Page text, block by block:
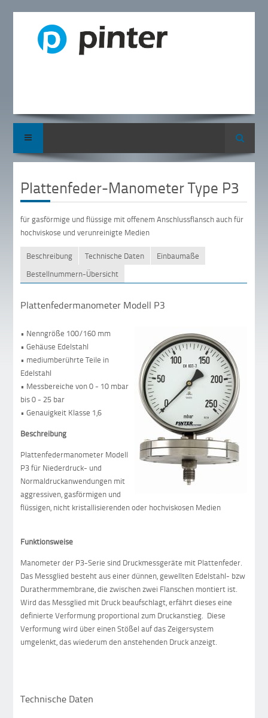
Suche
Plattenfeder-Manometer Type P3
für gasförmige und flüssige mit offenem Anschlussflansch auch für
hochviskose und verunreinigte Medien
Beschreibung Technische Daten
Einbaumaße
Bestellnummern-Übersicht
Plattenfedermanometer Modell P3
• Nenngröße 100/160 mm
• Gehäuse Edelstahl
• mediumberührte Teile in
Edelstahl
• Messbereiche von 0 - 10 mbar
bis 0 - 25 bar
• Genauigkeit Klasse 1,6
Beschreibung
Plattenfedermanometer Modell
P3 für Niederdruck- und
Normaldruckanwendungen mit
aggressiven, gasförmigen und
flüssigen, nicht kristallisierenden oder hochviskosen Medien
Funktionsweise
Manometer der P3-Serie sind Druckmessgeräte mit Plattenfeder.
Das Messglied besteht aus einer dünnen, gewellten Edelstahl- bzw
Durathermmembrane, die zwischen zwei Flanschen montiert ist.
Wird das Messglied mit Druck beaufschlagt, erfährt dieses eine
definierte Verformung proportional zum Druckanstieg. Diese
Verformung wird über einen Stößel auf das Zeigersystem
umgelenkt, das wiederum den anstehenden Druck anzeigt.
Technische Daten